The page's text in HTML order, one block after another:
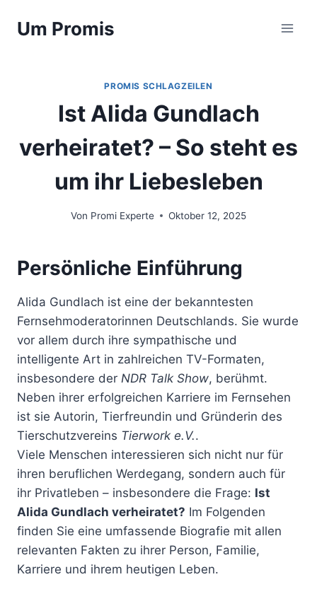
InhaltUm Promis
PROMIS SCHLAGZEILEN
Ist Alida Gundlach
verheiratet? – So steht es
um ihr Liebesleben
Von Promi Experte Oktober 12, 2025
Persönliche Einführung
Alida Gundlach ist eine der bekanntesten
Fernsehmoderatorinnen Deutschlands. Sie wurde
vor allem durch ihre sympathische und
intelligente Art in zahlreichen TV-Formaten,
insbesondere der NDR Talk Show, berühmt.
Neben ihrer erfolgreichen Karriere im Fernsehen
ist sie Autorin, Tierfreundin und Gründerin des
Tierschutzvereins Tierwork e.V..
Viele Menschen interessieren sich nicht nur für
ihren beruflichen Werdegang, sondern auch für
ihr Privatleben – insbesondere die Frage: Ist
Alida Gundlach verheiratet? Im Folgenden
finden Sie eine umfassende Biografie mit allen
relevanten Fakten zu ihrer Person, Familie,
Karriere und ihrem heutigen Leben.